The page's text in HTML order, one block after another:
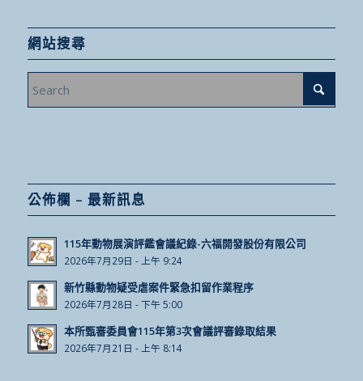
網站搜尋
公佈欄 – 最新訊息
115年動物展演評鑑會議紀錄-六福開發股份有限公司
2026年7月29日 - 上午 9:24
新竹縣動物疑受虐案件緊急扣留作業程序
2026年7月28日 - 下午 5:00
本所甄審委員會115年第3次會議評審錄取結果
2026年7月21日 - 上午 8:14